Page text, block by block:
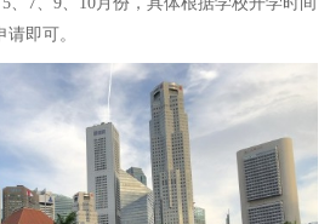
即可。